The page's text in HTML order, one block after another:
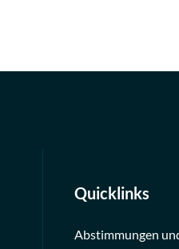
Quicklinks
Abstimmungen